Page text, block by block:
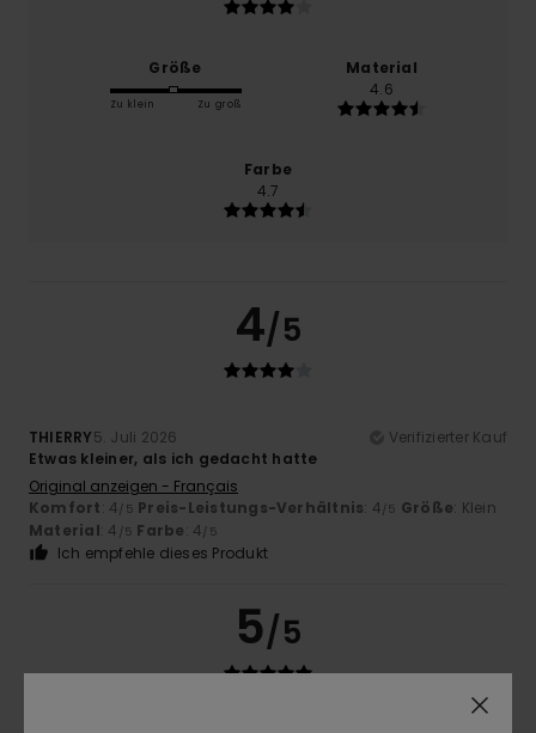
Größe
Zu klein Zu groß
Material
4.6
Farbe
4.7
4/5
THIERRY5. Juli 2026
Verifizierter Kauf
Etwas kleiner, als ich gedacht hatte
Original anzeigen - Français
Komfort: 4/5 Preis-Leistungs-Verhältnis: 4/5 Größe: Klein
Material: 4 /5 Farbe: 4/5
Ich empfehle dieses Produkt
5/5